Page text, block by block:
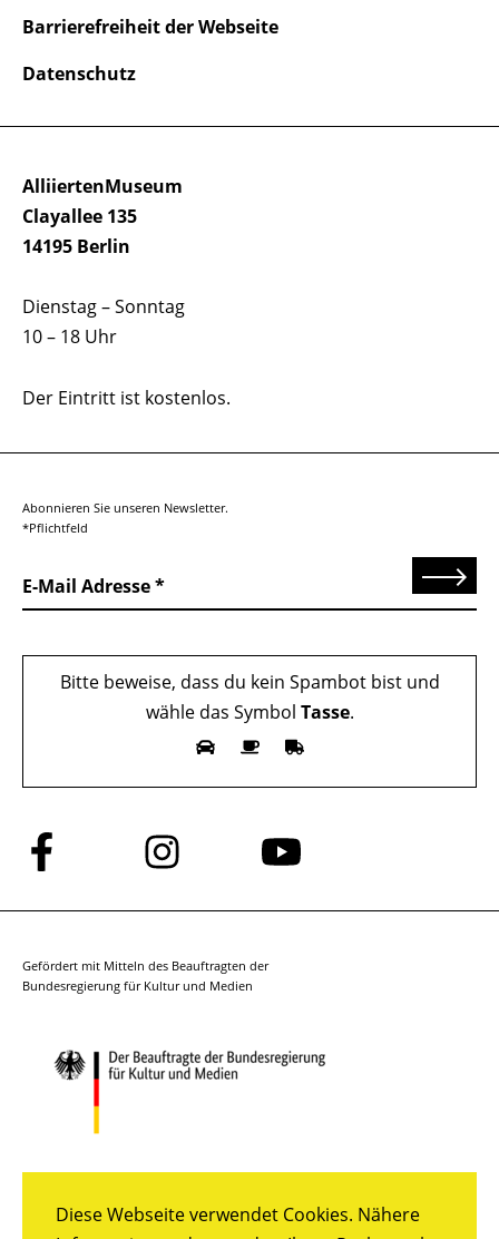
Diese Webseite verwendet Cookies. Nähere
AlliiertenMuseum
Clayallee 135
14195 Berlin
Dienstag – Sonntag
10 – 18 Uhr
Der Eintritt ist kostenlos.
Barrierefreiheit der Webseite
Datenschutz
Abonnieren Sie unseren Newsletter.
*Pflichtfeld
E-Mail Adresse Senden
Bitte beweise, dass du kein Spambot bist und
wähle das Symbol Tasse.
Folge
uns
auf
Folge
uns
auf
Folge
auf
Gefördert mit Mitteln des Beauftragten der
Bundesregierung für Kultur und Medien